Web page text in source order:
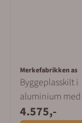
Merkefabrikken as
Byggeplasskilt i
aluminium med
firmalogo, 1 x 2 m
4.575,-